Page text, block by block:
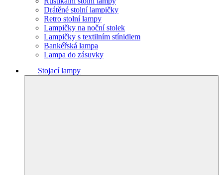
Drátěné stolní lampičky
Retro stolní lampy
Lampičky na noční stolek
Lampičky s textilním stínidlem
Bankéřská lampa
Lampa do zásuvky
Stojací lampy